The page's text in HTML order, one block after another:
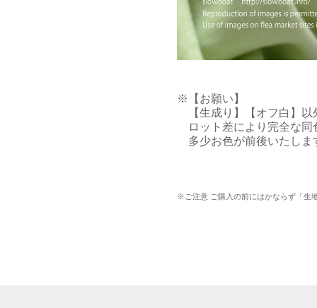
※【お願い】
【生成り】【オフ白】以
ロット差により完全な同
多少お色が前後いたしま
※ご注意 ご購入の前にはかならず「生